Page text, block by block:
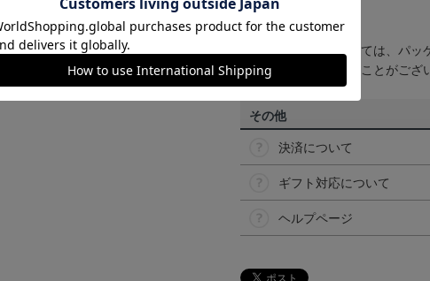
【仕様について】
取り扱い商品によっては、パ
予告なく変更になることがござ
その他
決済について
ギフト対応について
ヘルプページ